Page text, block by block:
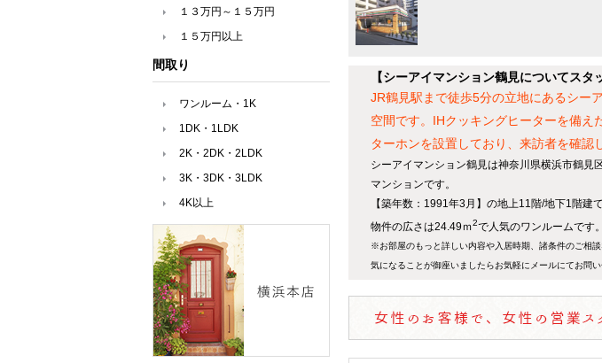
【シーアイマンション鶴見についてスタ
JR鶴見駅まで徒歩5分の立地にあるシー
空間です。IHクッキングヒーターを備え
ターホンを設置しており、来訪者を確認
シーアイマンション鶴見は神奈川県横浜市鶴
マンションです。
【築年数：1991年3月】の地上11階/地下1階建
物件の広さは24.49ｍ2で人気のワンルームです。
※お部屋のもっと詳しい内容や入居時期、諸条件のご相
気になることが御座いましたらお気軽にメールにてお問
１３万円～１５万円
１５万円以上
間取り
ワンルーム・1K
1DK・1LDK
2K・2DK・2LDK
3K・3DK・3LDK
4K以上